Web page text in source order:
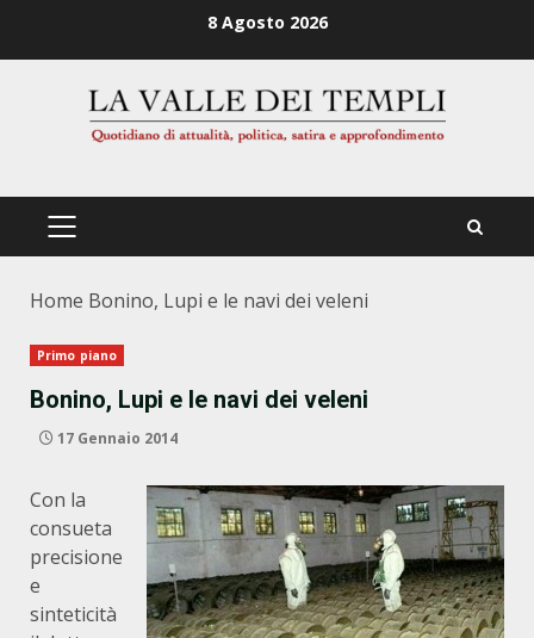
8 Agosto 2026
PRIMÄRES
Home Bonino, Lupi e le navi dei veleni
Primo piano
Bonino, Lupi e le navi dei veleni
17 Gennaio 2014
Con la
consueta
precisione
e
sinteticità